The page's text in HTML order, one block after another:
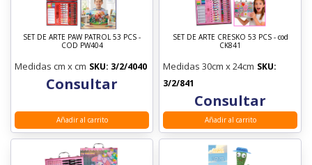
SET DE ARTE PAW PATROL 53 PCS -
COD PW404
Medidas cm x cm SKU: 3/2/4040
Consultar
Añadir al carrito
SET DE ARTE CRESKO 53 PCS - cod
CK841
Medidas 30cm x 24cm SKU:
3/2/841
Consultar
Añadir al carrito